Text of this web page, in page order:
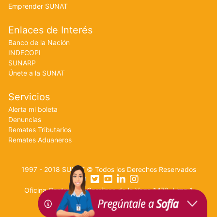
Emprender SUNAT
Enlaces de Interés
Banco de la Nación
INDECOPI
SUNARP
Únete a la SUNAT
Servicios
Alerta mi boleta
Denuncias
Remates Tributarios
Remates Aduaneros
1997 - 2018 SUNAT © Todos los Derechos Reservados
Oficina Central: Av. Garcilaso de la Vega 1472, Lima 1